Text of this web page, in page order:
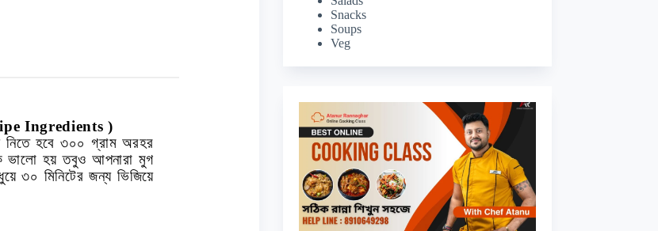
Ingredients )
নিতে হবে ৩০০ গ্রাম অরহর
ভালো হয় তবুও আপনারা মুগ
৩০ মিনিটের জন্য ভিজিয়ে
Snacks
Soups
Veg